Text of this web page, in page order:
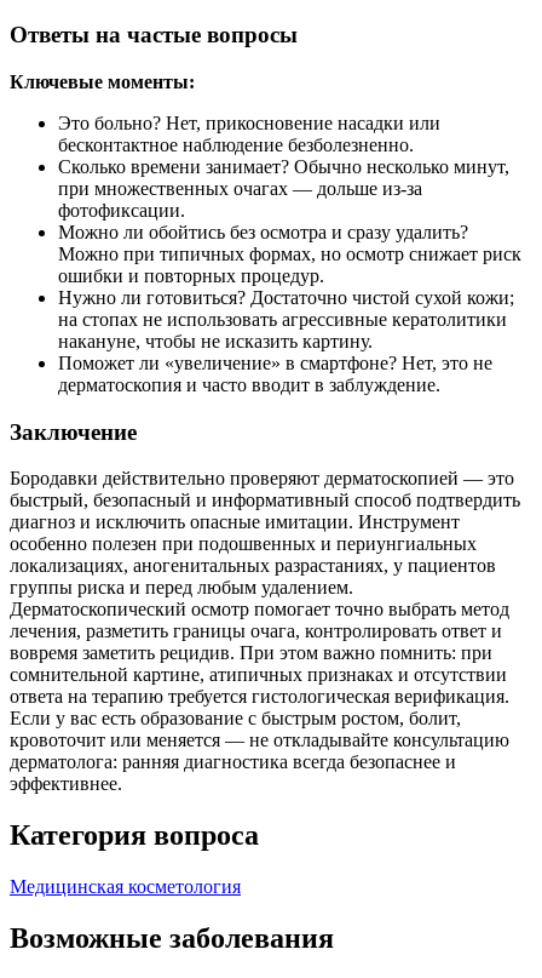
Ответы на частые вопросы
Ключевые моменты:
Это больно? Нет, прикосновение насадки или
бесконтактное наблюдение безболезненно.
Сколько времени занимает? Обычно несколько минут,
при множественных очагах — дольше из‑за
фотофиксации.
Можно ли обойтись без осмотра и сразу удалить?
Можно при типичных формах, но осмотр снижает риск
ошибки и повторных процедур.
Нужно ли готовиться? Достаточно чистой сухой кожи;
на стопах не использовать агрессивные кератолитики
накануне, чтобы не исказить картину.
Поможет ли «увеличение» в смартфоне? Нет, это не
дерматоскопия и часто вводит в заблуждение.
Заключение
Бородавки действительно проверяют дерматоскопией — это
быстрый, безопасный и информативный способ подтвердить
диагноз и исключить опасные имитации. Инструмент
особенно полезен при подошвенных и периунгиальных
локализациях, аногенитальных разрастаниях, у пациентов
группы риска и перед любым удалением.
Дерматоскопический осмотр помогает точно выбрать метод
лечения, разметить границы очага, контролировать ответ и
вовремя заметить рецидив. При этом важно помнить: при
сомнительной картине, атипичных признаках и отсутствии
ответа на терапию требуется гистологическая верификация.
Если у вас есть образование с быстрым ростом, болит,
кровоточит или меняется — не откладывайте консультацию
дерматолога: ранняя диагностика всегда безопаснее и
эффективнее.
Категория вопроса
Медицинская косметология
Возможные заболевания